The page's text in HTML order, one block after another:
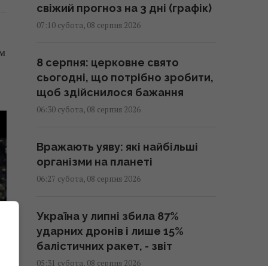
свіжий прогноз на 3 дні (графік)
07:10 субота, 08 серпня 2026
8 серпня: церковне свято
сьогодні, що потрібно зробити,
щоб здійснилося бажання
06:30 субота, 08 серпня 2026
Вражають уяву: які найбільші
організми на планеті
06:27 субота, 08 серпня 2026
Україна у липні збила 87%
ударних дронів і лише 15%
балістичних ракет, - звіт
05:31 субота, 08 серпня 2026